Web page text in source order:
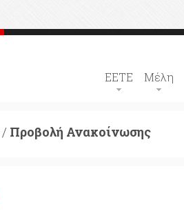
ΕΕΤΕ Μέλη
/ Προβολή Ανακοίνωσης